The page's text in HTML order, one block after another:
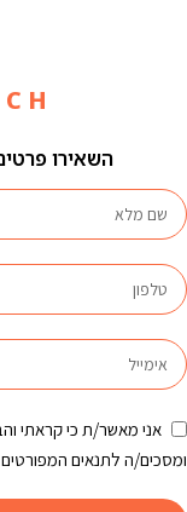
H
השאירו
אני מאשר/ת כי קראתי
ומסכים/ה לתנאים